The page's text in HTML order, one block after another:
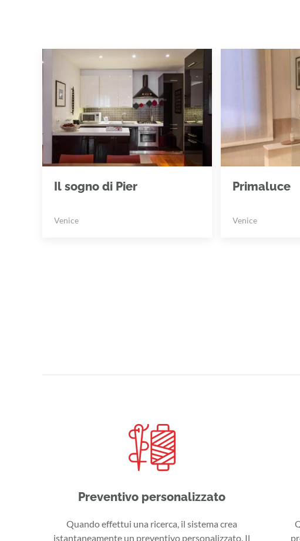
Il sogno di Pier
Venice
Primaluce
Venice
Preventivo personalizzato
Quando effettui una ricerca, il sistema crea
istantaneamente un preventivo personalizzato. Il